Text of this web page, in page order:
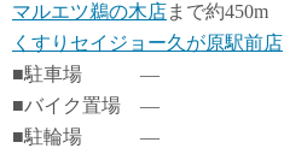
マルエツ鵜の木店まで約450m
くすりセイジョー久が原駅前店
■駐車場 ―
■バイク置場 ―
■駐輪場 ―